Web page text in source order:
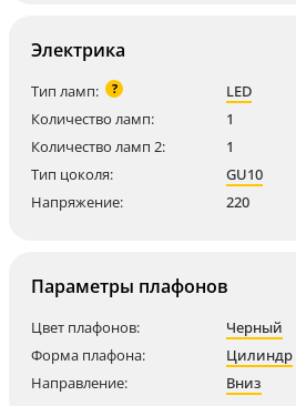
Электрика
Тип ламп: ?
LED
Количество ламп:
1
Количество ламп 2:
1
Тип цоколя:
GU10
Напряжение:
220
Параметры плафонов
Цвет плафонов:
Черный
Форма плафона:
Цилиндр
Направление:
Вниз